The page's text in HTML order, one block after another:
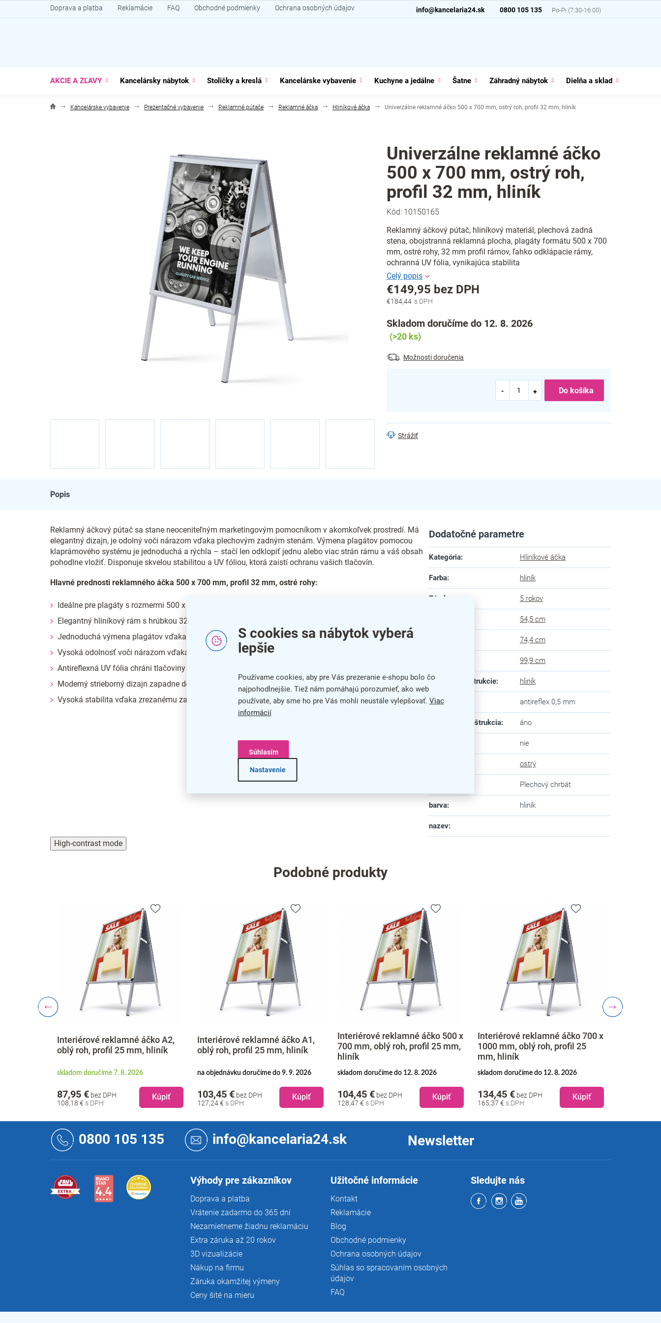
S cookies sa nábytok vyberá
lepšie
Používame cookies, aby pre Vás prezeranie e-shopu bolo čo
najpohodlnejšie. Tiež nám pomáhajú porozumieť, ako web
používate, aby sme ho pre Vás mohli neustále vylepšovať. Viac
informácií
Nastavenie
Súhlasím
na
0800 105 135
info@kancelaria24.sk
Doprava a platba Reklamácie FAQ Obchodné podmienky Ochrana osobných údajov
AKCIE A ZĽAVY Kancelársky nábytok Stoličky a kreslá Kancelárske vybavenie Kuchyne a jedálne Šatne Záhradný nábytok Dielňa a sklad
Kancelárske vybavenie Prezentačné vybavenie Reklamné pútače Reklamné áčka Hliníkové áčka Univerzálne reklamné áčko 500 x 700 mm, ostrý roh, profil 32 mm, hliník
Univerzálne reklamné áčko
500 x 700 mm, ostrý roh,
profil 32 mm, hliník
Kód: 10150165
Reklamný áčkový pútač, hliníkový materiál, plechová zadná
stena, obojstranná reklamná plocha, plagáty formátu 500 x 700
mm, ostré rohy, 32 mm profil rámov, ľahko odklápacie rámy,
ochranná UV fólia, vynikajúca stabilita
€184,44
€149,95 bez DPH
Jednotková
Skladom doručíme do 12. 8. 2026
(>20 ks)
Možnosti doručenia
Do košíka
Strážiť
Popis
Reklamný áčkový pútač sa stane neoceniteľným marketingovým pomocníkom v akomkoľvek prostredí. Má
elegantný dizajn, je odolný voči nárazom vďaka plechovým zadným stenám. Výmena plagátov pomocou
klaprámového systému je jednoduchá a rýchla – stačí len odklopiť jednu alebo viac strán rámu a váš obsah
pohodlne vložiť. Disponuje skvelou stabilitou a UV fóliou, ktorá zaistí ochranu vašich tlačovín.
Hlavné prednosti reklamného áčka 500 x 700 mm, profil 32 mm, ostré rohy:
Ideálne pre plagáty s rozmermi 500 x 700 mm
Elegantný hliníkový rám s hrúbkou 32 mm s ostrými rohmi
Jednoduchá výmena plagátov vďaka vyklápacím rámom
Vysoká odolnosť voči nárazom vďaka nerezovým plechovým zadným stenám
Antireflexná UV fólia chráni tlačoviny nielen proti vyblednutiu
Moderný strieborný dizajn zapadne do každého prostredia
Vysoká stabilita vďaka zrezanému zakončeniu nôh
Dodatočné parametre
Kategória: Hliníkové áčka
Farba: hliník
Záruka 5 rokov
54,5 cm
74,4 cm
99,9 cm
Materiál konštrukcie: hliník
Predný panel antireflex 0,5 mm
Skladacia konštrukcia: áno
nie
ostrý
Plechový chrbát
barva: hliník
nazev:
High-contrast mode
Podobné produkty
Interiérové reklamné áčko A2,
oblý roh, profil 25 mm, hliník
skladom doručíme 7. 8. 2026
108,18 €
87,95 € bez DPH Kúpiť
Interiérové reklamné áčko A1,
oblý roh, profil 25 mm, hliník
na objednávku doručíme do 9. 9. 2026
127,24 €
103,45 € bez DPH Kúpiť
Interiérové reklamné áčko 500 x
700 mm, oblý roh, profil 25 mm,
hliník
skladom doručíme do 12. 8. 2026
128,47 €
104,45 € bez DPH Kúpiť
Interiérové reklamné áčko 700 x
1000 mm, oblý roh, profil 25
mm, hliník
skladom doručíme do 12. 8. 2026
165,37 €
134,45 € bez DPH Kúpiť
0800 105 135 info@kancelaria24.sk Newsletter
Výhody pre zákazníkov
Doprava a platba
Vrátenie zadarmo do 365 dní
Nezamietneme žiadnu reklamáciu
Extra záruka až 20 rokov
3D vizualizácie
Nákup na firmu
Záruka okamžitej výmeny
Ceny šité na mieru
Užitočné informácie
Kontakt
Reklamácie
Blog
Obchodné podmienky
Ochrana osobných údajov
Súhlas so spracovaním osobných
údajov
FAQ
Sledujte nás